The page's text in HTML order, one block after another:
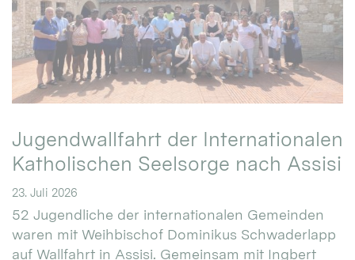
Jugendwallfahrt der Internationalen
Katholischen Seelsorge nach Assisi
23. Juli 2026
52 Jugendliche der internationalen Gemeinden
waren mit Weihbischof Dominikus Schwaderlapp
auf Wallfahrt in Assisi. Gemeinsam mit Ingbert